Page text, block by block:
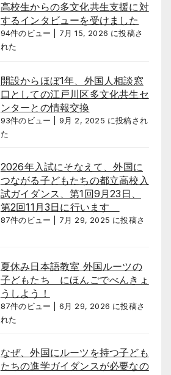
高校生からの多文化共生支援に対
するインタビューを受けました
94件のビュー
7月 15, 2026 に投稿さ
れた
開設からほぼ1年、外国人相談窓
口としての江戸川区多文化共生セ
ンターとの情報交換
93件のビュー
9月 2, 2025 に投稿され
た
2026年入試にそなえて、外国に
つながる子どもたちの都立高校入
試ガイダンス、第1回9月23日、
第2回11月3日に行います
87件のビュー
7月 29, 2025 に投稿さ
夏休み日本語教室 外国ルーツの
子どもたち にほんごでべんきょ
うしよう！
87件のビュー
6月 29, 2026 に投稿さ
れた
なぜ、外国にルーツを持つ子ども
たちの進学ガイダンスが必要なの